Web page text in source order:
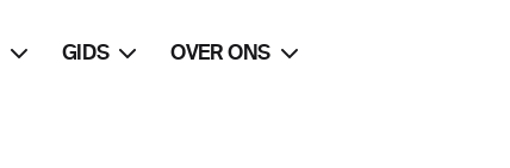
GIDS OVER ONS